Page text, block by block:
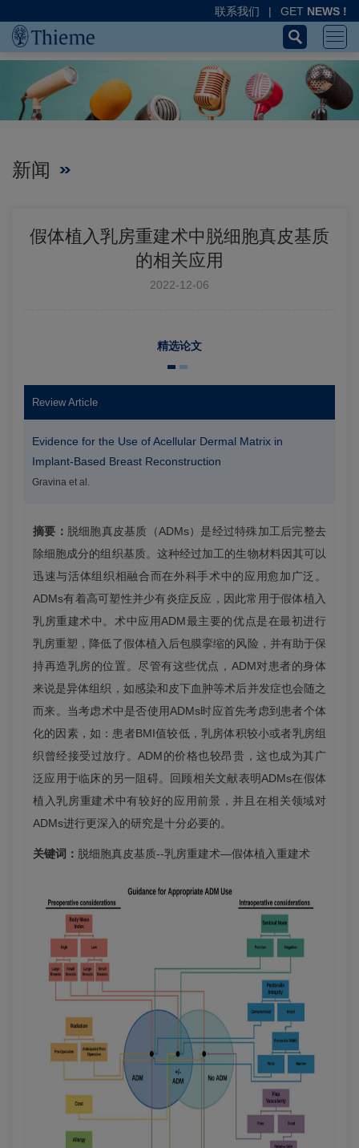
联系我们 | GET NEWS !
新闻
假体植入乳房重建术中脱细胞真皮基质
的相关应用
2022-12-06
精选论文
Review Article
Evidence for the Use of Acellular Dermal Matrix in
Implant-Based Breast Reconstruction
Gravina et al.
摘要： 脱细胞真皮基质（ADMs）是经过特殊加工后完整去
除细胞成分的组织基质。这种经过加工的生物材料因其可以
迅速与活体组织相融合而在外科手术中的应用愈加广泛。
ADMs有着高可塑性并少有炎症反应，因此常用于假体植入
乳房重建术中。术中应用ADM最主要的优点是在最初进行
乳房重塑，降低了假体植入后包膜挛缩的风险，并有助于保
持再造乳房的位置。尽管有这些优点，ADM对患者的身体
来说是异体组织，如感染和皮下血肿等术后并发症也会随之
而来。当考虑术中是否使用ADMs时应首先考虑到患者个体
化的因素，如：患者BMI值较低，乳房体积较小或者乳房组
织曾经接受过放疗。ADM的价格也较昂贵，这也成为其广
泛应用于临床的另一阻碍。回顾相关文献表明ADMs在假体
植入乳房重建术中有较好的应用前景，并且在相关领域对
ADMs进行更深入的研究是十分必要的。
关键词： 脱细胞真皮基质--乳房重建术—假体植入重建术